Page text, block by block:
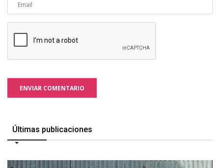
ENVIAR COMENTARIO
Últimas publicaciones